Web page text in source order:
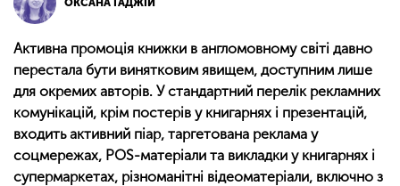
ОКСАНА ГАДЖІЙ
Активна промоція книжки в англомовному світі давно
перестала бути винятковим явищем, доступним лише
для окремих авторів. У стандартний перелік рекламних
комунікацій, крім постерів у книгарнях і презентацій,
входить активний піар, таргетована реклама у
соцмережах, POS-матеріали та викладки у книгарнях і
супермаркетах, різноманітні відеоматеріали, включно з